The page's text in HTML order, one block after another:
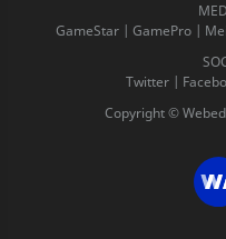
GameStar | GamePro |
Twitter |
Copyright ©